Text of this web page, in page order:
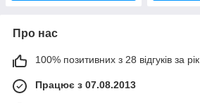
Про нас
100% позитивних з 28 відгуків за рік
Працює з 07.08.2013